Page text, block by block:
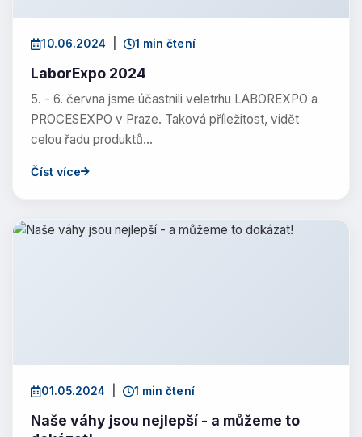
10.06.2024 1 min čtení
LaborExpo 2024
5. - 6. června jsme účastnili veletrhu LABOREXPO a
PROCESEXPO v Praze. Taková příležitost, vidět
celou řadu produktů…
Číst více
01.05.2024 1 min čtení
Naše váhy jsou nejlepší - a můžeme to